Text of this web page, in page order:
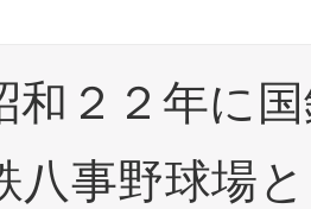
和２２年に
八事野球場